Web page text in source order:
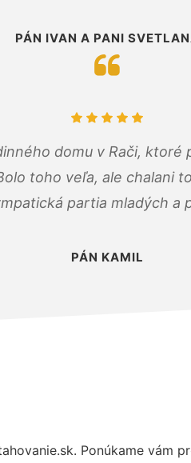
PÁN IVAN A PANI
domu v Rači,
toho veľa, ale chalani
partia mladých a
PÁN KAMIL
Ponúkame vám